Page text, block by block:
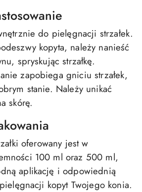
do pielęgnacji strzałek.
kopyta, należy nanieść
spryskując strzałkę.
zapobiega gniciu strzałek,
stanie. Należy unikać
skórę.
oferowany jest w
100 ml oraz 500 ml,
aplikację i odpowiednią
kopyt Twojego konia.